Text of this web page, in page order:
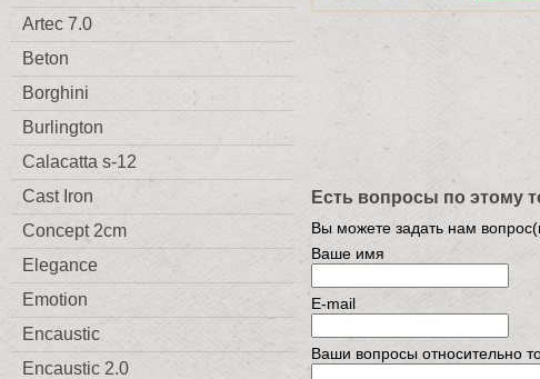
Artec 7.0
Beton
Borghini
Burlington
Calacatta s-12
Cast Iron
Concept 2cm
Elegance
Emotion
Encaustic
Encaustic 2.0
Есть вопросы по этому
Вы можете задать нам
Ваше имя
E-mail
Ваши вопросы относительно